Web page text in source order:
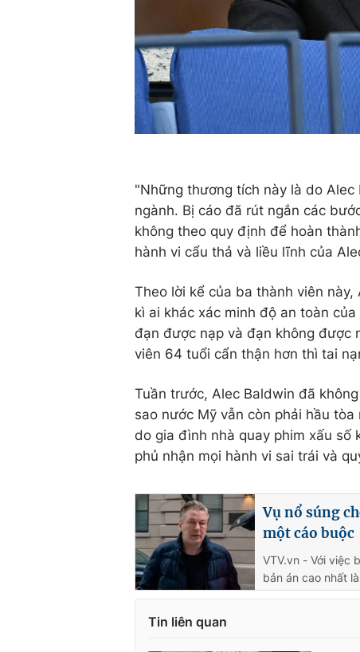
"Những thương tích này là do
ngành. Bị cáo đã rút ngắn các
không theo quy định để hoàn
hành vi cẩu thả và liều lĩnh của
Theo lời kể của ba thành viên
kì ai khác xác minh độ an toàn
đạn được nạp và đạn không được
viên 64 tuổi cẩn thận hơn thì tai
Tuần trước, Alec Baldwin đã
sao nước Mỹ vẫn còn phải hầu
do gia đình nhà quay phim xấu số
phủ nhận mọi hành vi sai trái và
Vụ nổ súng
một cáo buộc
VTV.vn - Với việc
bản án cao nhất
Tin liên quan